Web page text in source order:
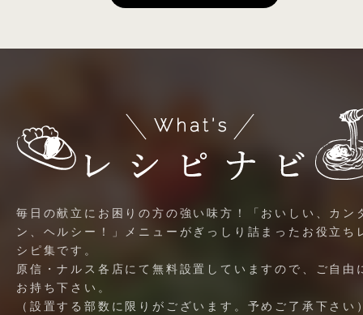
毎日の献立にお困りの方の強い味方！「おいしい、カン
ン、ヘルシー！」メニューがぎっしり詰まったお役立ち
シピ集です。
原信・ナルス各店にて無料設置していますので、ご自由
お持ち下さい。
（設置する部数に限りがございます。予めご了承下さい